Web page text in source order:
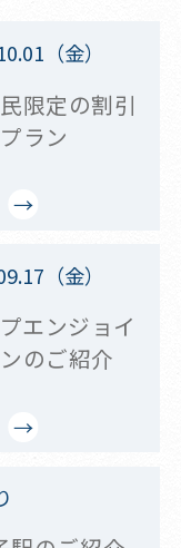
（金）
限定の割引
プラン
（金）
エンジョイ
のご紹介